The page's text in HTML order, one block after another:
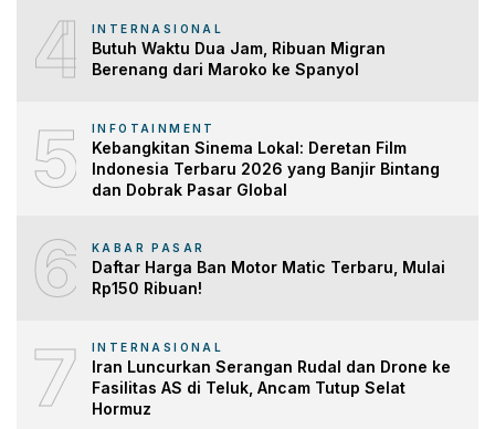
4 INTERNASIONAL
Butuh Waktu Dua Jam, Ribuan Migran
Berenang dari Maroko ke Spanyol
5 INFOTAINMENT
Kebangkitan Sinema Lokal: Deretan Film
Indonesia Terbaru 2026 yang Banjir Bintang
dan Dobrak Pasar Global
6 KABAR PASAR
Daftar Harga Ban Motor Matic Terbaru, Mulai
Rp150 Ribuan!
7 INTERNASIONAL
Iran Luncurkan Serangan Rudal dan Drone ke
Fasilitas AS di Teluk, Ancam Tutup Selat
Hormuz